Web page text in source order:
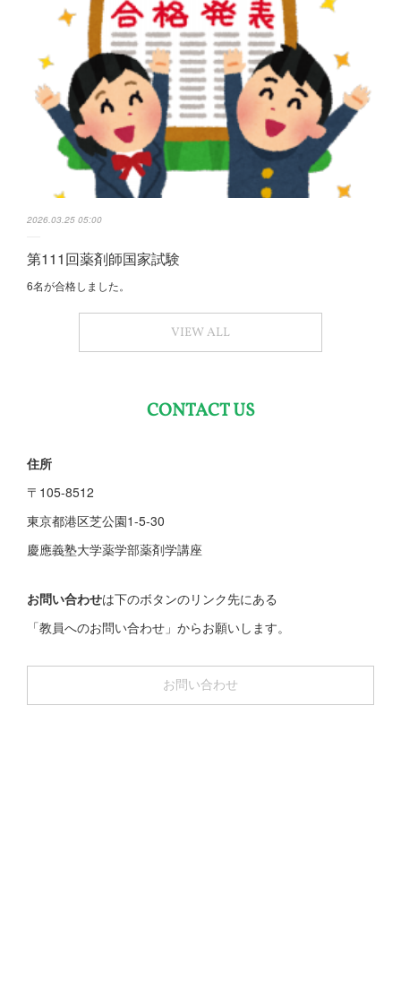
2026.03.25 05:00
第111回薬剤師国家試験
6名が合格しました。
VIEW ALL
CONTACT US
住所
〒105-8512
東京都港区芝公園1-5-30
慶應義塾大学薬学部薬剤学講座
お問い合わせは下のボタンのリンク先にある
「教員へのお問い合わせ」からお願いします。
お問い合わせ